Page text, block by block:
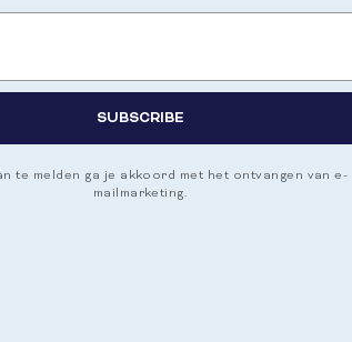
date powder provide long-lasting energy.
FAT METABOLISM
with balanced fat burning.
D3
muscles and immune system.
SUBSCRIBE
te melden ga je akkoord met het ontvangen van e-
mailmarketing.